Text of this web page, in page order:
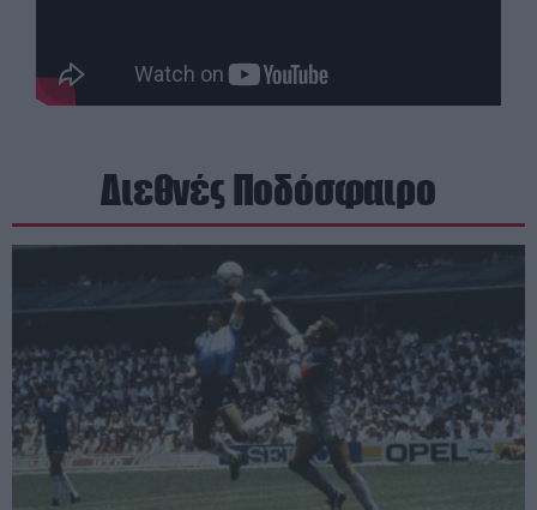
Διεθνές Ποδόσφαιρο